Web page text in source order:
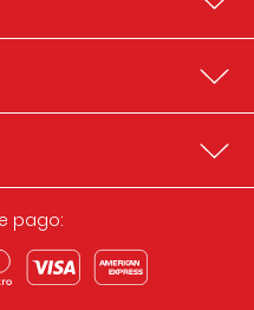
pago: